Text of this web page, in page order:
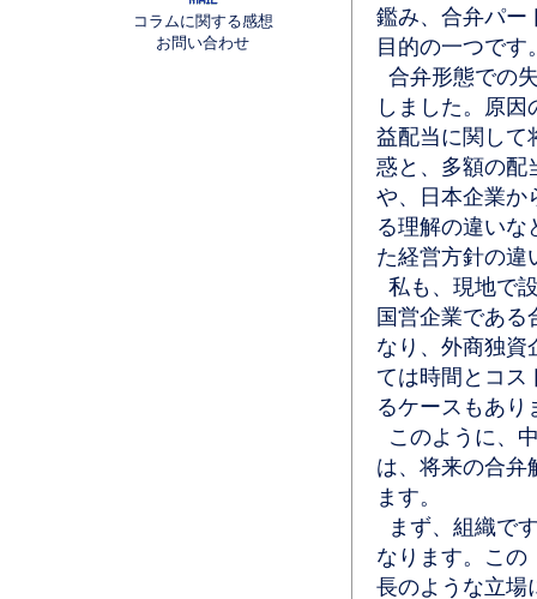
コラムに関する感想
お問い合わせ
鑑み、合弁パー
目的の一つです
合弁形態での
しました。原
益配当に関して
惑と、多額の配
や、日本企業か
る理解の違いな
た経営方針の違
私も、現地で
国営企業である
なり、外商独資
ては時間とコス
るケースもあり
このように、
は、将来の合弁
ます。
まず、組織で
なります。この
長のような立場